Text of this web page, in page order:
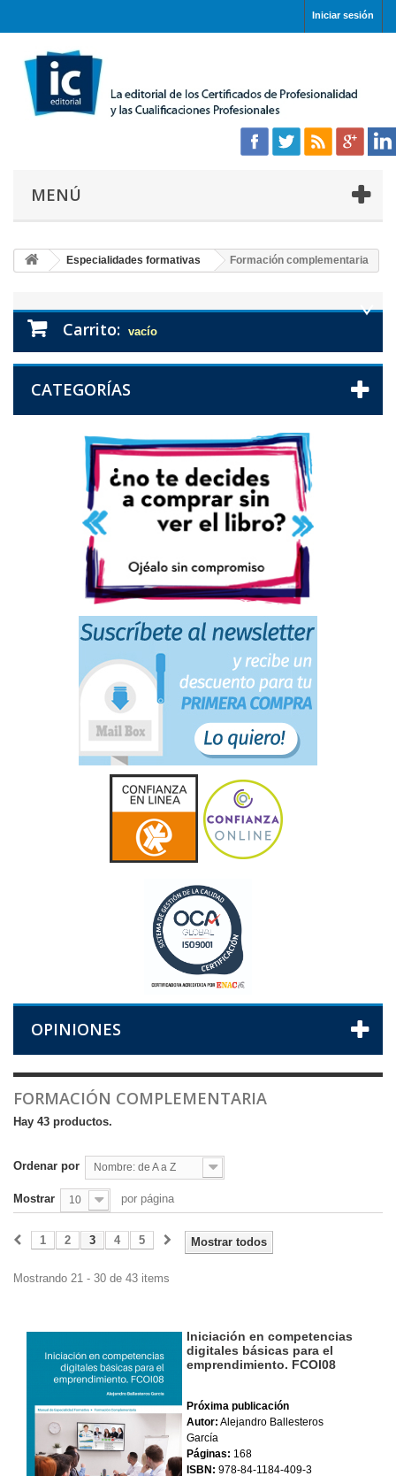
Iniciar sesión
MENÚ
Especialidades formativas Formación complementaria
Carrito: vacío
CATEGORÍAS
OPINIONES
FORMACIÓN COMPLEMENTARIA
Hay 43 productos.
Ordenar por Nombre: de A a Z
Mostrar 10 por página
Mostrar todos
1 2 3 4 5
Mostrando 21 - 30 de 43 items
Iniciación en competencias
digitales básicas para el
emprendimiento. FCOI08
Próxima publicación
Autor: Alejandro Ballesteros
García
Páginas: 168
ISBN: 978-84-1184-409-3